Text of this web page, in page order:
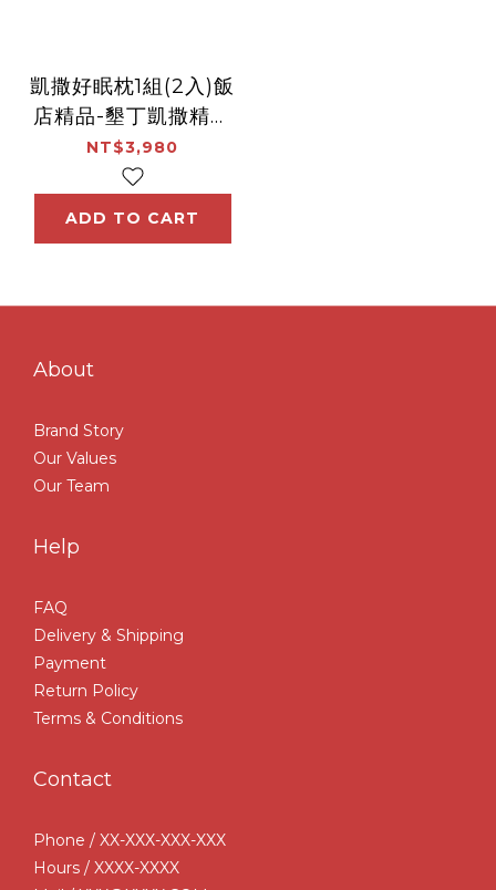
凱撒好眠枕1組(2入)飯
店精品-墾丁凱撒精品
中心
NT$3,980
ADD TO CART
About
Brand Story
Our Values
Our Team
Help
FAQ
Delivery & Shipping
Payment
Return Policy
Terms & Conditions
Contact
Phone / XX-XXX-XXX-XXX
Hours / XXXX-XXXX